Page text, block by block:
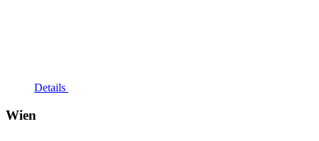
Details
Wien